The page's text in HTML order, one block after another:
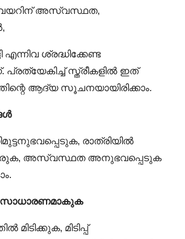
വയറിന് അസ്വസ്ഥത,
എന്നിവ ശ്രദ്ധിക്കേണ്ട
സ്ത്രീകളില്‍ ഇത്
ആദ്യ സൂചനയായിരിക്കാം.
രാത്രിയില്‍
അസ്വസ്ഥത അനുഭവപ്പെടുക
മിടിപ്പ്